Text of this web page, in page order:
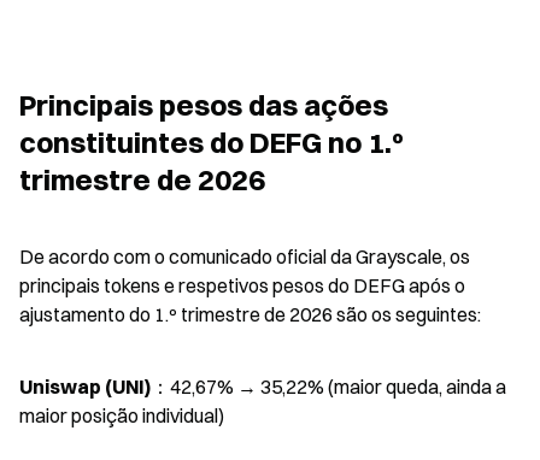
Principais pesos das ações
constituintes do DEFG no 1.º
trimestre de 2026
De acordo com o comunicado oficial da Grayscale, os
principais tokens e respetivos pesos do DEFG após o
ajustamento do 1.º trimestre de 2026 são os seguintes:
Uniswap (UNI) ：42,67% → 35,22% (maior queda, ainda a
maior posição individual)